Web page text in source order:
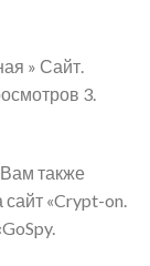
» Сайт.
3.
также
сайт «Crypt-on.